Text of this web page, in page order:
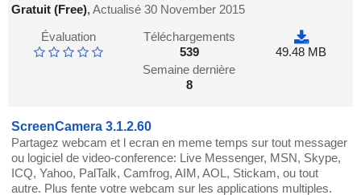
Gratuit (Free),Actualisé 30 November 2015
Évaluation
Téléchargements
539
Semaine dernière
8
49.48 MB
ScreenCamera 3.1.2.60
Partagez webcam et l ecran en meme temps sur tout messager
ou logiciel de video-conference: Live Messenger, MSN, Skype,
ICQ, Yahoo, PalTalk, Camfrog, AIM, AOL, Stickam, ou tout
autre. Plus fente votre webcam sur les applications multiples.